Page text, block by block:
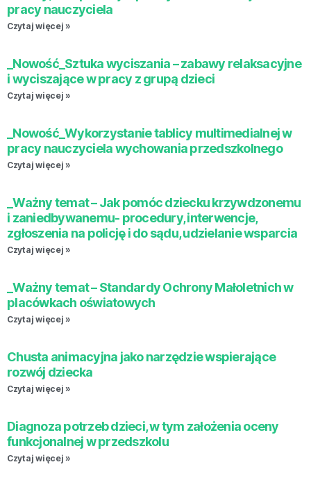
pracy nauczyciela
Czytaj więcej »
_Nowość_Sztuka wyciszania – zabawy relaksacyjne
i wyciszające w pracy z grupą dzieci
Czytaj więcej »
_Nowość_Wykorzystanie tablicy multimedialnej w
pracy nauczyciela wychowania przedszkolnego
Czytaj więcej »
_Ważny temat – Jak pomóc dziecku krzywdzonemu
i zaniedbywanemu- procedury, interwencje,
zgłoszenia na policję i do sądu, udzielanie wsparcia
Czytaj więcej »
_Ważny temat – Standardy Ochrony Małoletnich w
placówkach oświatowych
Czytaj więcej »
Chusta animacyjna jako narzędzie wspierające
rozwój dziecka
Czytaj więcej »
Diagnoza potrzeb dzieci, w tym założenia oceny
funkcjonalnej w przedszkolu
Czytaj więcej »